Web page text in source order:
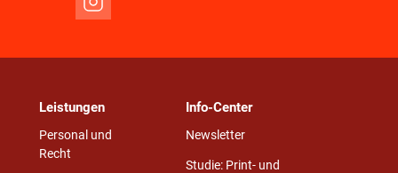
Leistungen
Personal und
Recht
Info-Center
Newsletter
Studie: Print- und